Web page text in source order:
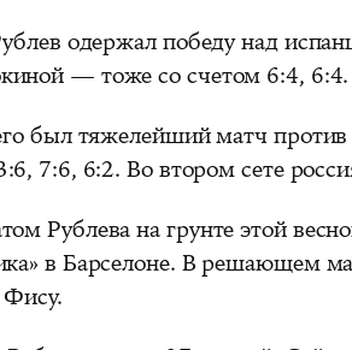
одержал победу над
— тоже со счетом 6:4, 6:4.
был тяжелейший матч против
7:6, 6:2. Во втором сете
Рублева на грунте этой
в Барселоне. В решающем